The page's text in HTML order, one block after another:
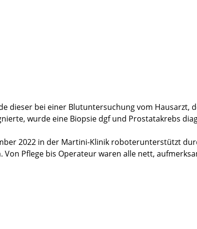
von mir gemachten Erfahrungen vorbehaltlos
Deutschlands und der ganzen Welt den
dieser bei einer Blutuntersuchung vom Hausarzt,
wurde eine Biopsie dgf und Prostatakrebs
2022 in der Martini-Klinik roboterunterstützt
Pflege bis Operateur waren alle nett,
empfehlen. Nach meiner Auffassung gibt es